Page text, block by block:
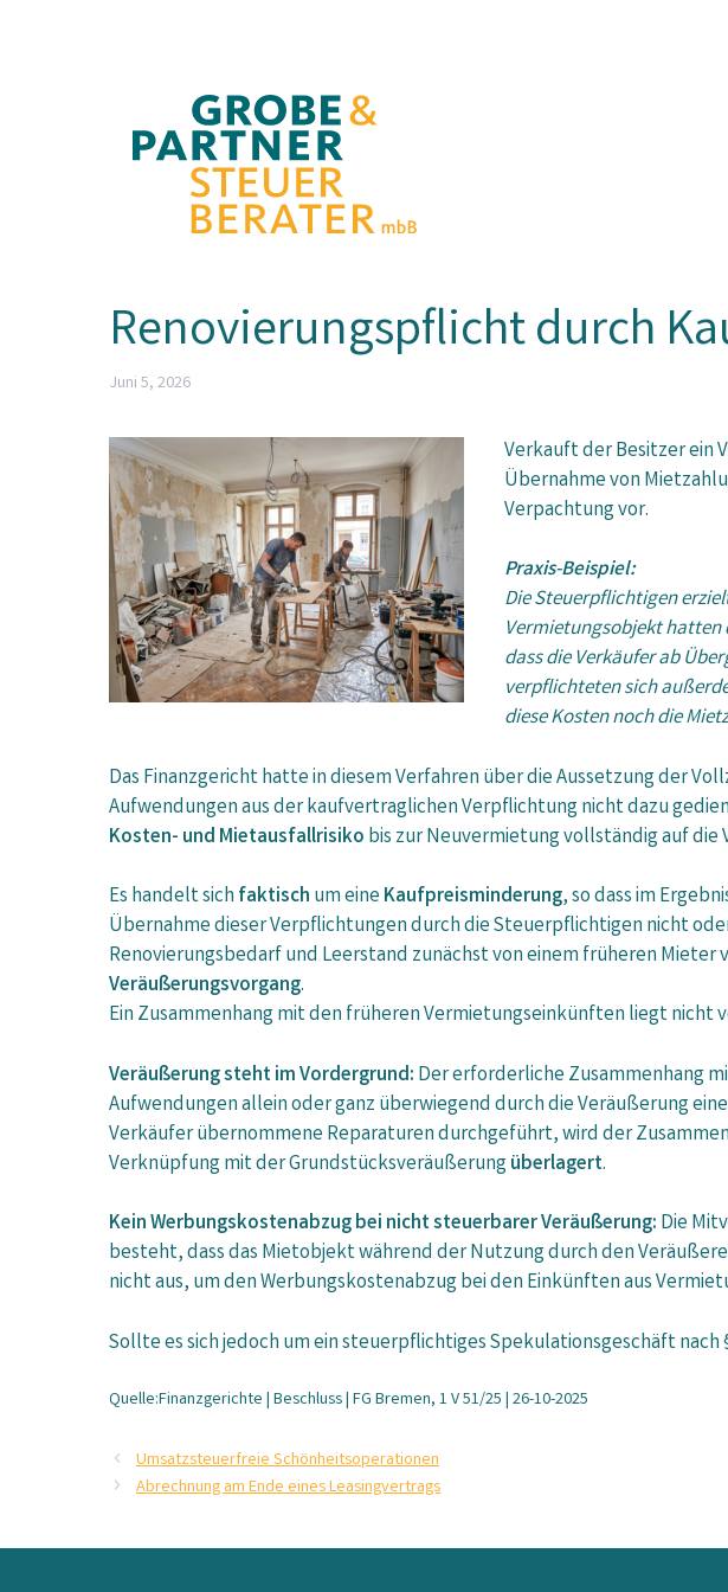
Renovierungspflicht durch
Juni 5, 2026
Verkauft der Besitzer ein
Übernahme von
Verpachtung vor.
Praxis-Beispiel:
Die Steuerpflichtigen
Vermietungsobjekt
dass die Verkäufer ab
verpflichteten sich
diese Kosten noch die
Das Finanzgericht hatte in diesem Verfahren über die Aussetzung der
Aufwendungen aus der kaufvertraglichen Verpflichtung nicht dazu
Kosten- und Mietausfallrisiko bis zur Neuvermietung vollständig auf
Es handelt sich faktisch um eine Kaufpreisminderung, so dass im
Übernahme dieser Verpflichtungen durch die Steuerpflichtigen nicht
Renovierungsbedarf und Leerstand zunächst von einem früheren
Veräußerungsvorgang.
Ein Zusammenhang mit den früheren Vermietungseinkünften liegt nicht
Veräußerung steht im Vordergrund: Der erforderliche Zusammenhang
Aufwendungen allein oder ganz überwiegend durch die Veräußerung
Verkäufer übernommene Reparaturen durchgeführt, wird der
Verknüpfung mit der Grundstücksveräußerung überlagert.
Kein Werbungskostenabzug bei nicht steuerbarer Veräußerung: Die
besteht, dass das Mietobjekt während der Nutzung durch den
nicht aus, um den Werbungskostenabzug bei den Einkünften aus
Sollte es sich jedoch um ein steuerpflichtiges Spekulationsgeschäft nach
Quelle:Finanzgerichte | Beschluss | FG Bremen, 1 V 51/25 | 26-10-2025
Umsatzsteuerfreie Schönheitsoperationen
Abrechnung am Ende eines Leasingvertrags